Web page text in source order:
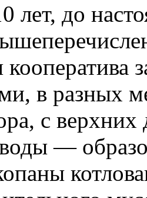
лет, до
в разных
с
—